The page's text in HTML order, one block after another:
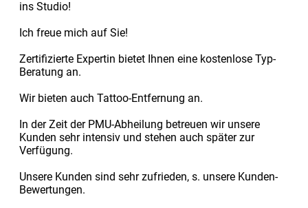
ins Studio!
Ich freue mich auf Sie!
Zertifizierte Expertin bietet Ihnen eine kostenlose Typ-
Beratung an.
Wir bieten auch Tattoo-Entfernung an.
In der Zeit der PMU-Abheilung betreuen wir unsere
Kunden sehr intensiv und stehen auch später zur
Verfügung.
Unsere Kunden sind sehr zufrieden, s. unsere Kunden-
Bewertungen.